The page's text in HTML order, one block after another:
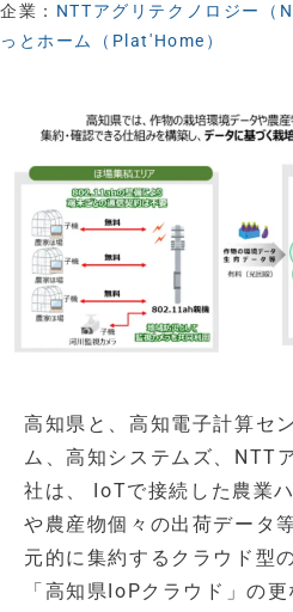
企業： NTTアグリテクノロジー
っとホーム（Plat'Home）
高知県と、高知電子計算セ
ム、高知システムズ、NTT
社は、 IoTで接続した農業
や農産物個々の出荷データ
元的に集約するクラウド型
「高知県IoPクラウド」の